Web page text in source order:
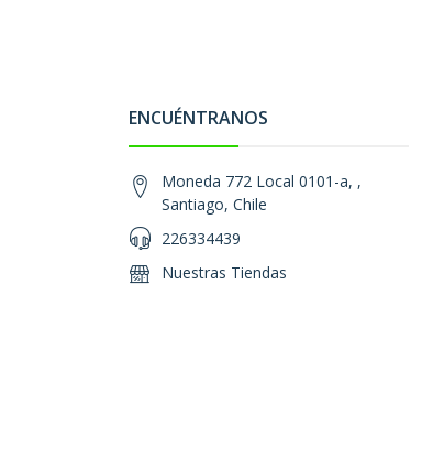
ENCUÉNTRANOS
Moneda 772 Local 0101-a, ,
Santiago, Chile
226334439
Nuestras Tiendas